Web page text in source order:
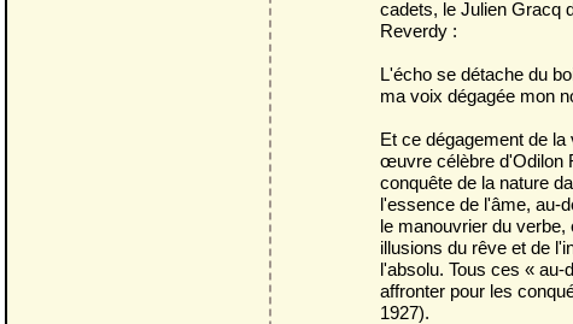
cadets, le Julien Gracq
Reverdy :
L'écho se détache du
ma voix dégagée mon
Et ce dégagement de
œuvre célèbre d'Odilon
conquête de la nature
l'essence de l'âme, au-
le manouvrier du
illusions du rêve et de
l'absolu. Tous ces « au-
affronter pour les
1927).